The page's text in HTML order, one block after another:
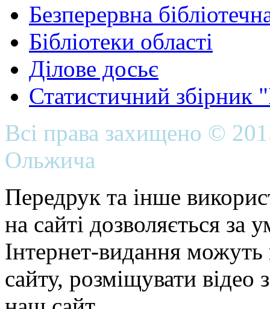
Безперервна
Бібліотеки області
Ділове досьє
Статистичний
Всі права захищено ©
Ольжича
Передрук та інше
на сайті дозволяється
Інтернет-видання можуть
сайту, розміщувати відео